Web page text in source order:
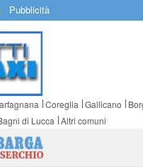
Pubblicità
Coreglia Gallicano
di Lucca Altri comuni